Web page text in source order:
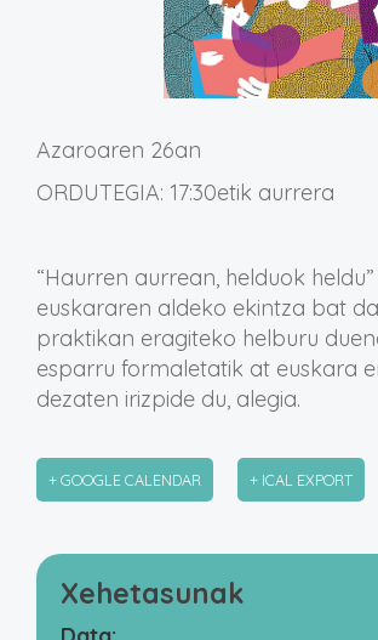
Azaroaren 26an
ORDUTEGIA: 17:30etik aurrera
“Haurren aurrean, helduok
euskararen aldeko ekintza bat
praktikan eragiteko helburu
esparru formaletatik at euskara
dezaten irizpide du, alegia.
+ GOOGLE CALENDAR + ICAL EXPORT
Xehetasunak